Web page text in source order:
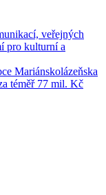
veřejných
pro kulturní a
Mariánskolázeňska
téměř 77 mil. Kč